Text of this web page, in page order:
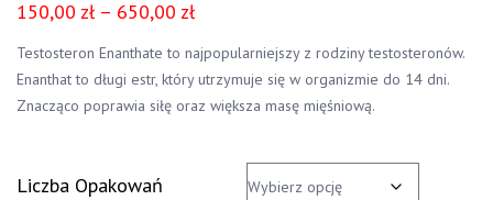
150,00 zł – 650,00 zł
Testosteron Enanthate to najpopularniejszy z rodziny testosteronów.
Enanthat to długi estr, który utrzymuje się w organizmie do 14 dni.
Znacząco poprawia siłę oraz większa masę mięśniową.
Liczba Opakowań